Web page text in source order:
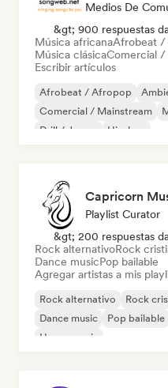
Medios De
&gt; 900 respuestas
Música africanaAfrobeat /
Música clásicaComercial /
Escribir artículos
Afrobeat / Afropop
Comercial / Mainstream
Drill / Jersey
Hip-hop
Capricorn
Playlist Curator
&gt; 200 respuestas
Rock alternativoRock
Dance musicPop bailable
Agregar artistas a mis
Rock alternativo Rock
Dance music
Pop bailable
House music